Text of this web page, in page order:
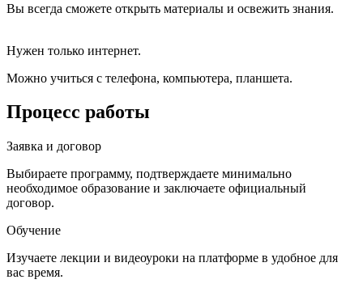
Вы всегда сможете открыть материалы и освежить знания.
Нужен только интернет.
Можно учиться с телефона, компьютера, планшета.
Процесс работы
Заявка и договор
Выбираете программу, подтверждаете минимально
необходимое образование и заключаете официальный
договор.
Обучение
Изучаете лекции и видеоуроки на платформе в удобное для
вас время.